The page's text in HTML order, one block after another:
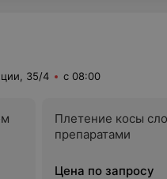
35/4 с 08:00
Плетение косы
препаратами
Цена по запросу